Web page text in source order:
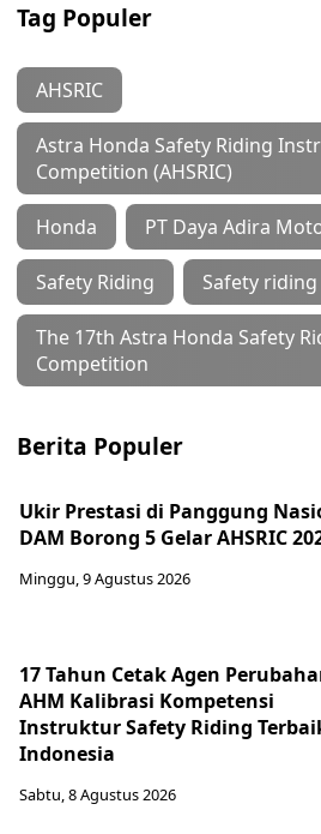
Tag Populer
AHSRIC
Astra Honda Safety Riding
Competition (AHSRIC)
Honda PT Daya Adira
Safety Riding Safety
The 17th Astra Honda Safety
Competition
Berita Populer
Ukir Prestasi di Panggung
DAM Borong 5 Gelar AHSRIC
Minggu, 9 Agustus 2026
17 Tahun Cetak Agen
AHM Kalibrasi Kompetensi
Instruktur Safety Riding
Indonesia
Sabtu, 8 Agustus 2026